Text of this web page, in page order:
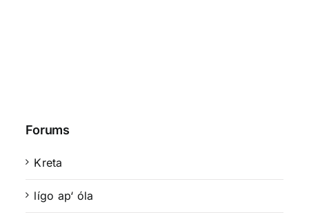
Forums
Kreta
lígo ap‘ óla